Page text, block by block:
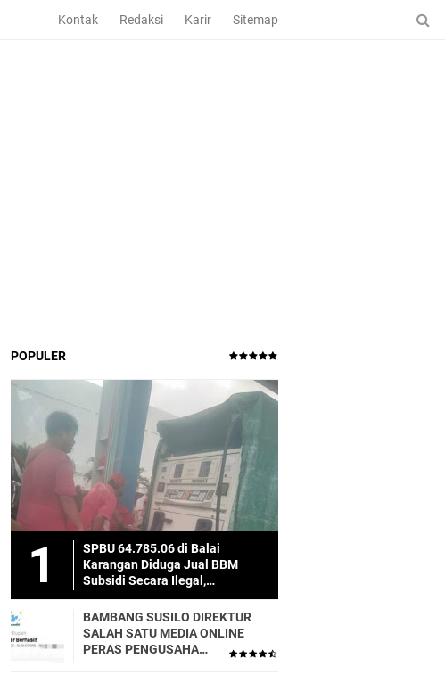
Kontak Redaksi Karir Sitemap
POPULER
SPBU 64.785.06 di Balai
Karangan Diduga Jual BBM
Subsidi Secara Ilegal,
Masyarakat Dirugikan!
BAMBANG SUSILO DIREKTUR
SALAH SATU MEDIA ONLINE
PERAS PENGUSAHA